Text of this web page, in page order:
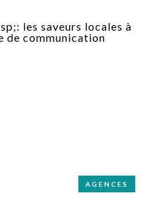
AGENCES